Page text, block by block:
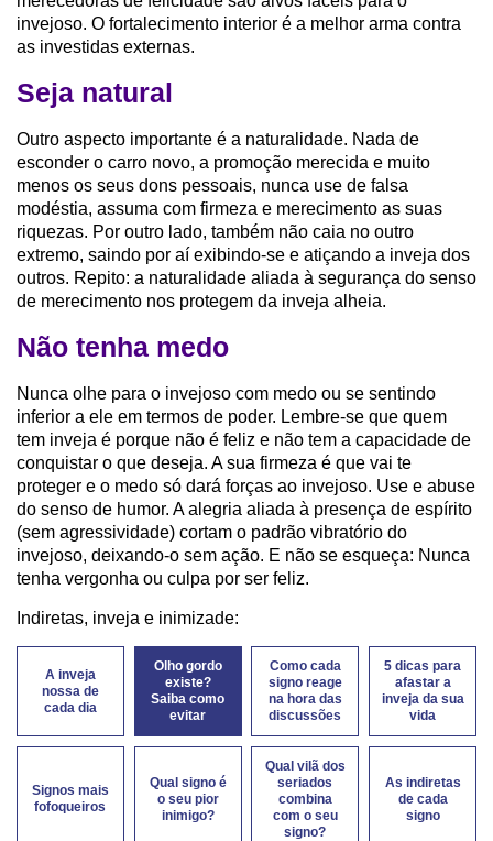
invejoso. O fortalecimento interior é a melhor arma contra
as investidas externas.
Seja natural
Outro aspecto importante é a naturalidade. Nada de
esconder o carro novo, a promoção merecida e muito
menos os seus dons pessoais, nunca use de falsa
modéstia, assuma com firmeza e merecimento as suas
riquezas. Por outro lado, também não caia no outro
extremo, saindo por aí exibindo-se e atiçando a inveja dos
outros. Repito: a naturalidade aliada à segurança do senso
de merecimento nos protegem da inveja alheia.
Não tenha medo
Nunca olhe para o invejoso com medo ou se sentindo
inferior a ele em termos de poder. Lembre-se que quem
tem inveja é porque não é feliz e não tem a capacidade de
conquistar o que deseja. A sua firmeza é que vai te
proteger e o medo só dará forças ao invejoso. Use e abuse
do senso de humor. A alegria aliada à presença de espírito
(sem agressividade) cortam o padrão vibratório do
invejoso, deixando-o sem ação. E não se esqueça: Nunca
tenha vergonha ou culpa por ser feliz.
Indiretas, inveja e inimizade:
A inveja
nossa de
cada dia
Olho gordo
existe?
Saiba como
evitar
Como cada
signo reage
na hora das
discussões
5 dicas para
afastar a
inveja da sua
vida
Signos mais
fofoqueiros
Qual signo é
o seu pior
inimigo?
Qual vilã dos
seriados
combina
com o seu
signo?
As indiretas
de cada
signo